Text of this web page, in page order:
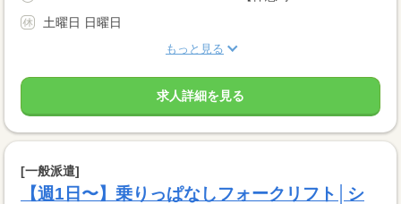
土曜日 日曜日
もっと見る
求人詳細を見る
[一般派遣]
【週1日〜】乗りっぱなしフォークリフト│シ